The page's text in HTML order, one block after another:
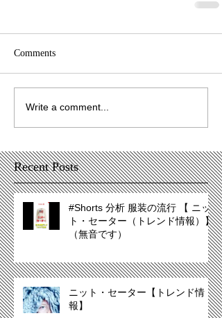
Comments
Write a comment...
Recent Posts
#Shorts 分析 服装の流行 【 ニッ
ト・セーター（トレンド情報）】
（無音です）
ニット・セーター【トレンド情
報】